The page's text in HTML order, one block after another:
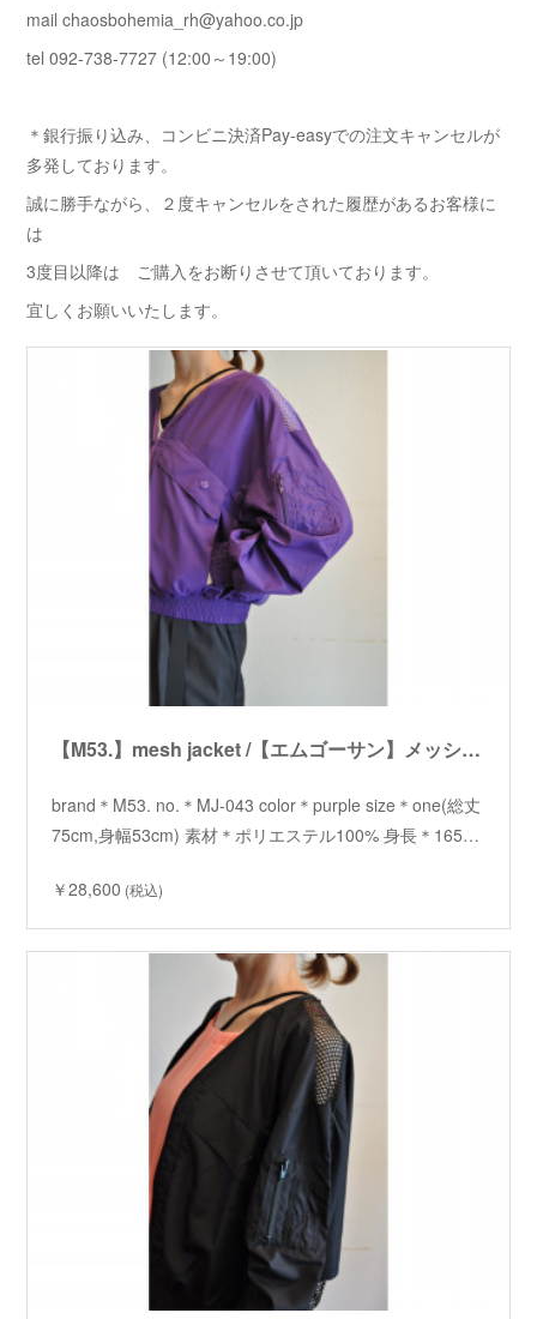
mail chaosbohemia_rh@yahoo.co.jp
tel 092-738-7727 (12:00～19:00)
＊銀行振り込み、コンビニ決済Pay-easyでの注文キャンセルが
多発しております。
誠に勝手ながら、２度キャンセルをされた履歴があるお客様に
は
3度目以降は ご購入をお断りさせて頂いております。
宜しくお願いいたします。
【M53.】mesh jacket /【エムゴーサン】メッシュジャケット
brand＊M53. no.＊MJ-043 color＊purple size＊one(総丈
75cm,身幅53cm) 素材＊ポリエステル100% 身長＊165…
￥28,600 (税込)